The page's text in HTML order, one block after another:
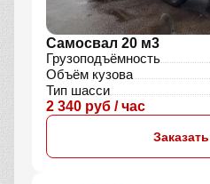
Самосвал 20 м3
Грузоподъёмность
Объём кузова
Тип шасси
2 340 руб / час
Заказать